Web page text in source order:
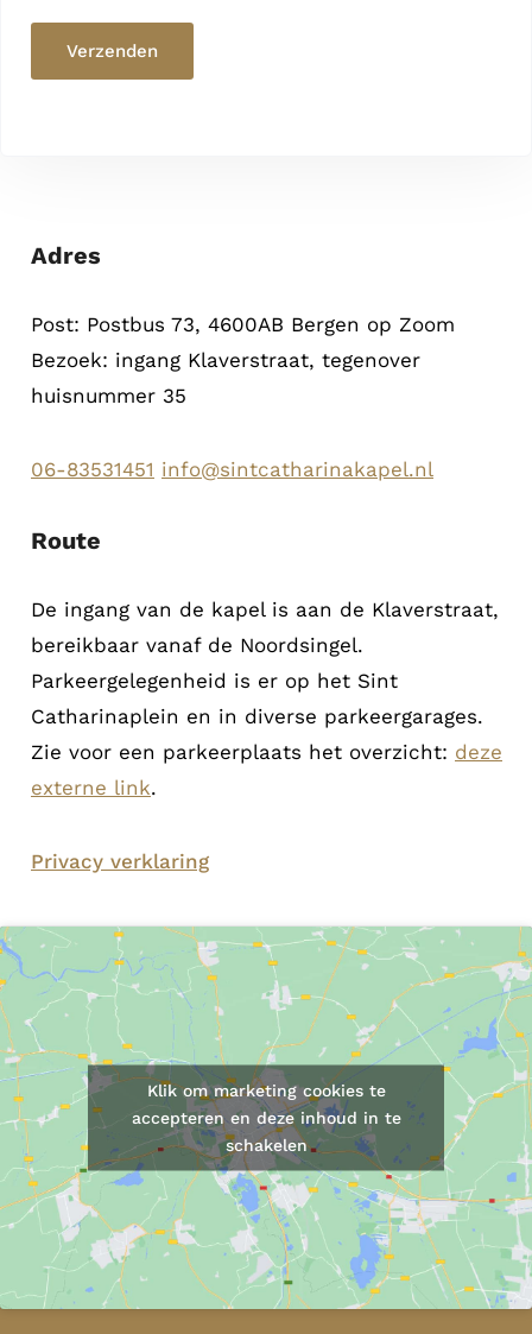
r
v
e
k
l
a
n
*
Verzenden
Adres
Post: Postbus 73, 4600AB Bergen op Zoom
Bezoek: ingang Klaverstraat, tegenover
huisnummer 35
06-83531451 info@sintcatharinakapel.nl
Route
De ingang van de kapel is aan de Klaverstraat,
bereikbaar vanaf de Noordsingel.
Parkeergelegenheid is er op het Sint
Catharinaplein en in diverse parkeergarages.
Zie voor een parkeerplaats het overzicht: deze
externe link.
Privacy verklaring
Klik om marketing cookies te
accepteren en deze inhoud in te
schakelen